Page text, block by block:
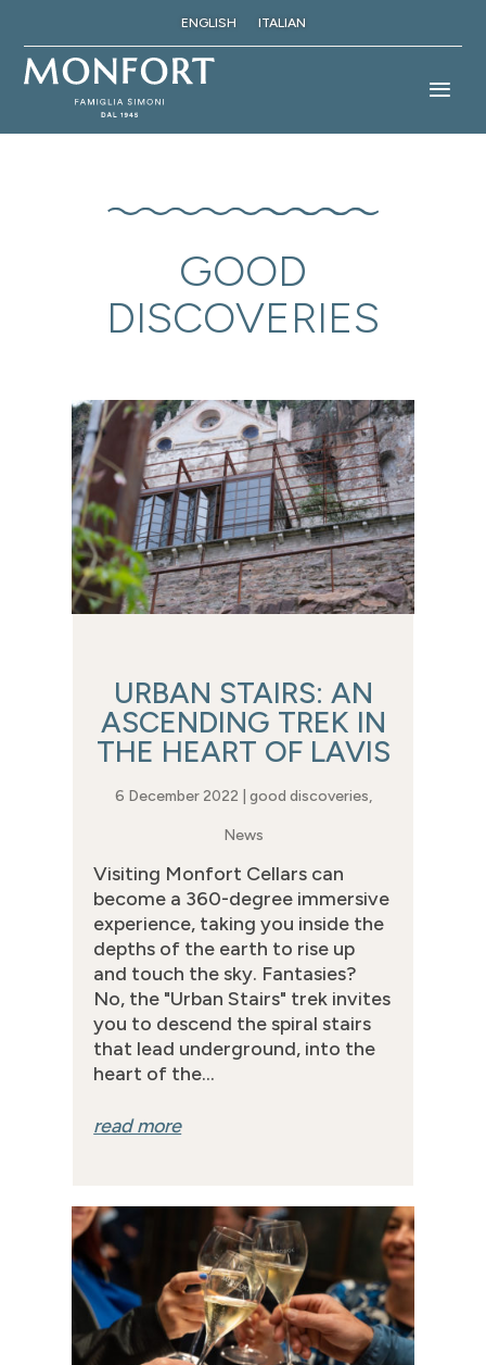
ENGLISH ITALIAN
GOOD
DISCOVERIES
URBAN STAIRS: AN
ASCENDING TREK IN
THE HEART OF LAVIS
6 December 2022 good discoveries,
News
Visiting Monfort Cellars can
become a 360-degree immersive
experience, taking you inside the
depths of the earth to rise up
and touch the sky. Fantasies?
No, the "Urban Stairs" trek invites
you to descend the spiral stairs
that lead underground, into the
heart of the...
read more